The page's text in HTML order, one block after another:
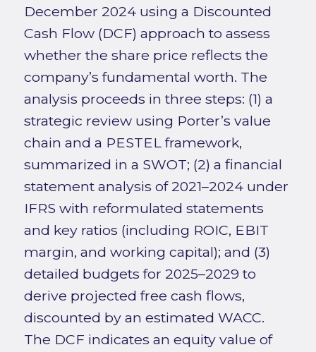
December 2024 using a Discounted
Cash Flow (DCF) approach to assess
whether the share price reflects the
company’s fundamental worth. The
analysis proceeds in three steps: (1) a
strategic review using Porter’s value
chain and a PESTEL framework,
summarized in a SWOT; (2) a financial
statement analysis of 2021–2024 under
IFRS with reformulated statements
and key ratios (including ROIC, EBIT
margin, and working capital); and (3)
detailed budgets for 2025–2029 to
derive projected free cash flows,
discounted by an estimated WACC.
The DCF indicates an equity value of